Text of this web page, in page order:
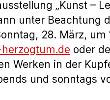
„Kunst –
unter Beachtung
28. März,
oder
Werken in der
und sonntags